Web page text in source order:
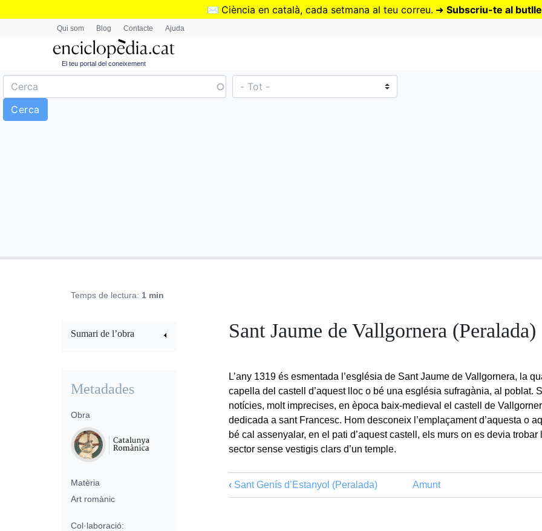
Vés
✉️ Ciència en català, cada setmana al teu correu. ➜ Subscriu-te al
Qui som Blog Contacte Ajuda
El teu portal del coneixement
Temps de lectura: 1 min
Sant Jaume de Vallgornera (Peralada)
L’any 1319 és esmentada l’església de Sant Jaume de Vallgornera, la
capella del castell d’aquest lloc o bé una església sufragània, al poblat.
notícies, molt imprecises, en època baix-medieval el castell de
dedicada a sant Francesc. Hom desconeix l’emplaçament d’aquesta o
bé cal assenyalar, en el pati d’aquest castell, els murs on es devia trobar
sector sense vestigis clars d’un temple.
‹ Sant Genís d’Estanyol (Peralada) Amunt
Sumari de l’obra
Metadades
Obra
Matèria
Art romànic
Col·laboració: